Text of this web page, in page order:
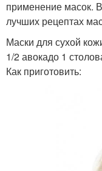
применение масок.
лучших рецептах
Маски для сухой
1/2 авокадо 1
Как приготовить: